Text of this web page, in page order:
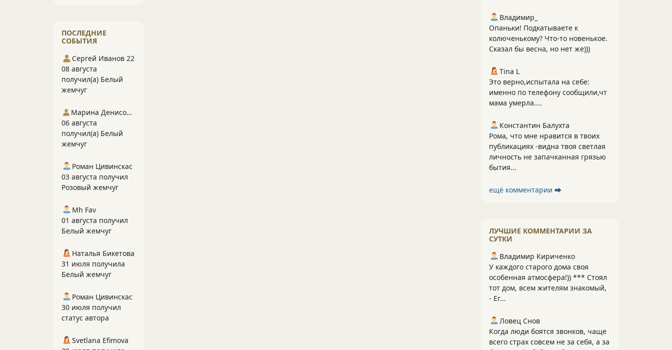
Владимир_
Опаньки! Подкатываете к
колюченькому? Что-то новенькое.
Сказал бы весна, но нет же)))
Tina L
Это верно,испытала на себе:
именно по телефону сообщили,чт
мама умерла....
Константин Балухта
Рома, что мне нравится в твоих
публикациях -видна твоя светлая
личность не запачканная грязью
бытия...
ещё комментарии ⮕
ЛУЧШИЕ КОММЕНТАРИИ ЗА
СУТКИ
Владимир Кириченко
У каждого старого дома своя
особенная атмосфера!)) *** Стоял
тот дом, всем жителям знакомый,
- Ег...
Ловец Снов
Когда люди боятся звонков, чаще
всего страх совсем не за себя, а за
ПОСЛЕДНИЕ
СОБЫТИЯ
Сергей Иванов 22
08 августа
получил(а) Белый
жемчуг
Марина Денисова 5
06 августа
получил(а) Белый
жемчуг
Роман Цивинскас
03 августа получил
Розовый жемчуг
Mh Fav
01 августа получил
Белый жемчуг
Наталья Бикетова
31 июля получила
Белый жемчуг
Роман Цивинскас
30 июля получил
статус автора
Svetlana Efimova